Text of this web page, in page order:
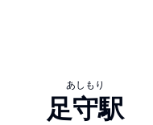
あしもり
足守駅